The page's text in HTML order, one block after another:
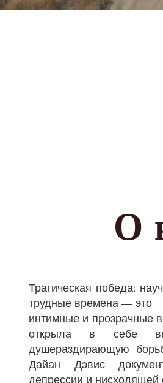
О
Трагическая победа:
трудные времена — это
интимные и прозрачные
открыла в себе
душераздирающую
Дайан Дэвис
депрессии и